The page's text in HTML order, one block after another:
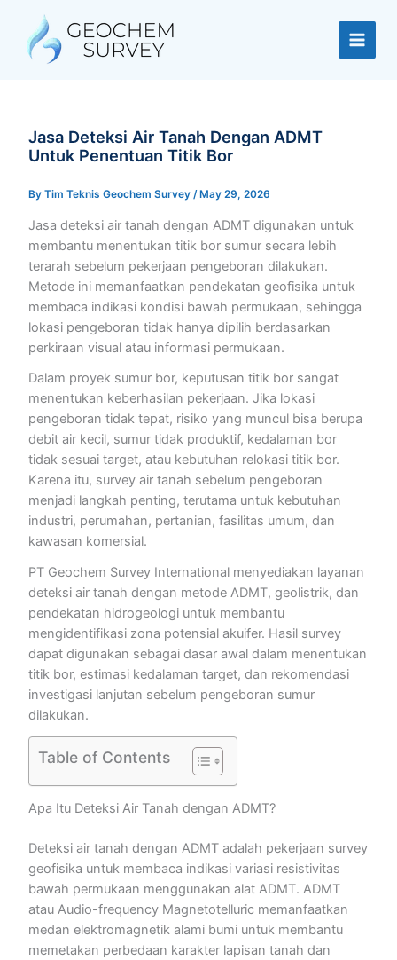
content
Jasa Deteksi Air Tanah Dengan ADMT
Untuk Penentuan Titik Bor
By Tim Teknis Geochem Survey / May 29, 2026
Jasa deteksi air tanah dengan ADMT digunakan untuk
membantu menentukan titik bor sumur secara lebih
terarah sebelum pekerjaan pengeboran dilakukan.
Metode ini memanfaatkan pendekatan geofisika untuk
membaca indikasi kondisi bawah permukaan, sehingga
lokasi pengeboran tidak hanya dipilih berdasarkan
perkiraan visual atau informasi permukaan.
Dalam proyek sumur bor, keputusan titik bor sangat
menentukan keberhasilan pekerjaan. Jika lokasi
pengeboran tidak tepat, risiko yang muncul bisa berupa
debit air kecil, sumur tidak produktif, kedalaman bor
tidak sesuai target, atau kebutuhan relokasi titik bor.
Karena itu, survey air tanah sebelum pengeboran
menjadi langkah penting, terutama untuk kebutuhan
industri, perumahan, pertanian, fasilitas umum, dan
kawasan komersial.
PT Geochem Survey International menyediakan layanan
deteksi air tanah dengan metode ADMT, geolistrik, dan
pendekatan hidrogeologi untuk membantu
mengidentifikasi zona potensial akuifer. Hasil survey
dapat digunakan sebagai dasar awal dalam menentukan
titik bor, estimasi kedalaman target, dan rekomendasi
investigasi lanjutan sebelum pengeboran sumur
dilakukan.
Table of Contents
Apa Itu Deteksi Air Tanah dengan ADMT?
Deteksi air tanah dengan ADMT adalah pekerjaan survey
geofisika untuk membaca indikasi variasi resistivitas
bawah permukaan menggunakan alat ADMT. ADMT
atau Audio-frequency Magnetotelluric memanfaatkan
medan elektromagnetik alami bumi untuk membantu
memetakan perbedaan karakter lapisan tanah dan